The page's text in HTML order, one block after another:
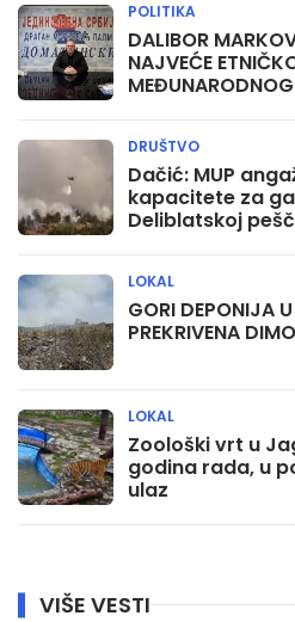
DALIBOR
NAJVEĆE
POLITIKA
Dačić: MUP
kapacitete za
Deliblatskoj
DRUŠTVO
GORI DEPONIJA
PREKRIVENA
LOKAL
Zoološki vrt u
godina rada, u
ulaz
LOKAL
VIŠE VESTI